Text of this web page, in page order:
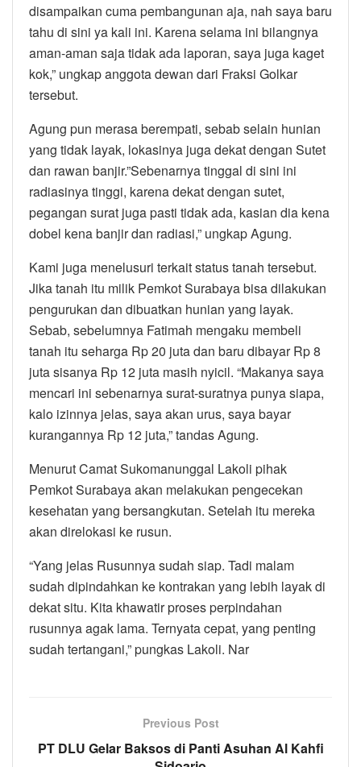
disampaikan cuma pembangunan aja, nah saya baru
tahu di sini ya kali ini. Karena selama ini bilangnya
aman-aman saja tidak ada laporan, saya juga kaget
kok,” ungkap anggota dewan dari Fraksi Golkar
tersebut.
Agung pun merasa berempati, sebab selain hunian
yang tidak layak, lokasinya juga dekat dengan Sutet
dan rawan banjir.”Sebenarnya tinggal di sini ini
radiasinya tinggi, karena dekat dengan sutet,
pegangan surat juga pasti tidak ada, kasian dia kena
dobel kena banjir dan radiasi,” ungkap Agung.
Kami juga menelusuri terkait status tanah tersebut.
Jika tanah itu milik Pemkot Surabaya bisa dilakukan
pengurukan dan dibuatkan hunian yang layak.
Sebab, sebelumnya Fatimah mengaku membeli
tanah itu seharga Rp 20 juta dan baru dibayar Rp 8
juta sisanya Rp 12 juta masih nyicil. “Makanya saya
mencari ini sebenarnya surat-suratnya punya siapa,
kalo izinnya jelas, saya akan urus, saya bayar
kurangannya Rp 12 juta,” tandas Agung.
Menurut Camat Sukomanunggal Lakoli pihak
Pemkot Surabaya akan melakukan pengecekan
kesehatan yang bersangkutan. Setelah itu mereka
akan direlokasi ke rusun.
“Yang jelas Rusunnya sudah siap. Tadi malam
sudah dipindahkan ke kontrakan yang lebih layak di
dekat situ. Kita khawatir proses perpindahan
rusunnya agak lama. Ternyata cepat, yang penting
sudah tertangani,” pungkas Lakoli. Nar
Previous Post
PT DLU Gelar Baksos di Panti Asuhan Al Kahfi